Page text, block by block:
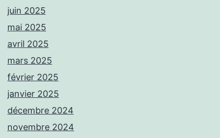
juin 2025
mai 2025
avril 2025
mars 2025
février 2025
janvier 2025
décembre 2024
novembre 2024